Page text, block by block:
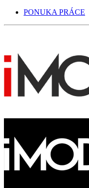
PONUKA PRÁCE